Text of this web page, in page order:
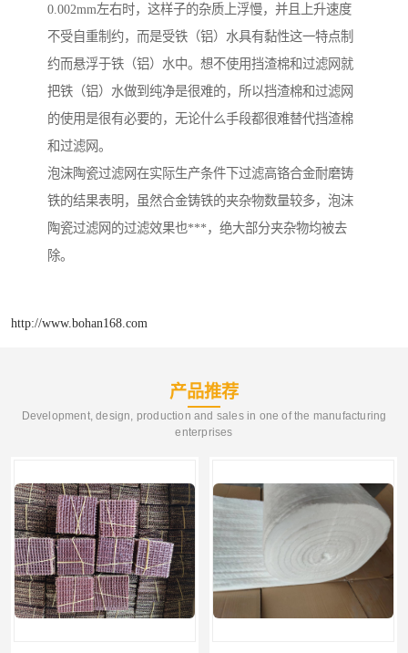
0.002mm左右时，这样子的杂质上浮慢，并且上升速度
不受自重制约，而是受铁（铝）水具有黏性这一特点制
约而悬浮于铁（铝）水中。想不使用挡渣棉和过滤网就
把铁（铝）水做到纯净是很难的，所以挡渣棉和过滤网
的使用是很有必要的，无论什么手段都很难替代挡渣棉
和过滤网。
泡沫陶瓷过滤网在实际生产条件下过滤高铬合金耐磨铸
铁的结果表明，虽然合金铸铁的夹杂物数量较多，泡沫
陶瓷过滤网的过滤效果也***，绝大部分夹杂物均被去
除。
http://www.bohan168.com
产品推荐
Development, design, production and sales in one of the manufacturing
enterprises